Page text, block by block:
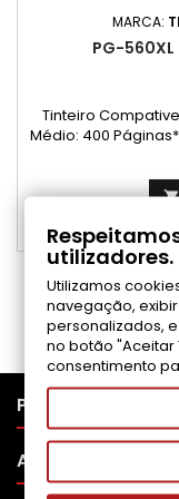
MARCA:
PG-560XL
Tinteiro
Médio: 400
TS 5350; Pixma TS
TS 5351a; Pixma TS
TS 5353; Pixma

PRODUTOS
APOIO AO CLIENTE
utilizadores.
Utilizamos
navegação,
personalizados,
no botão "Aceitar
consentimento